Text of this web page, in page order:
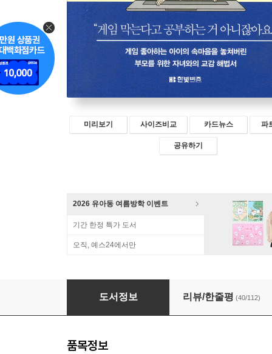
미리보기 사이즈비교 카드뉴스 파
공유하기
2026 유아동 여름방학 이벤트
기간 한정 특가 도서
오직, 예스24에서만
게임세대 내 아이와 소통하는 법
도서정보 리뷰/한줄평 (40/112)
품목정보